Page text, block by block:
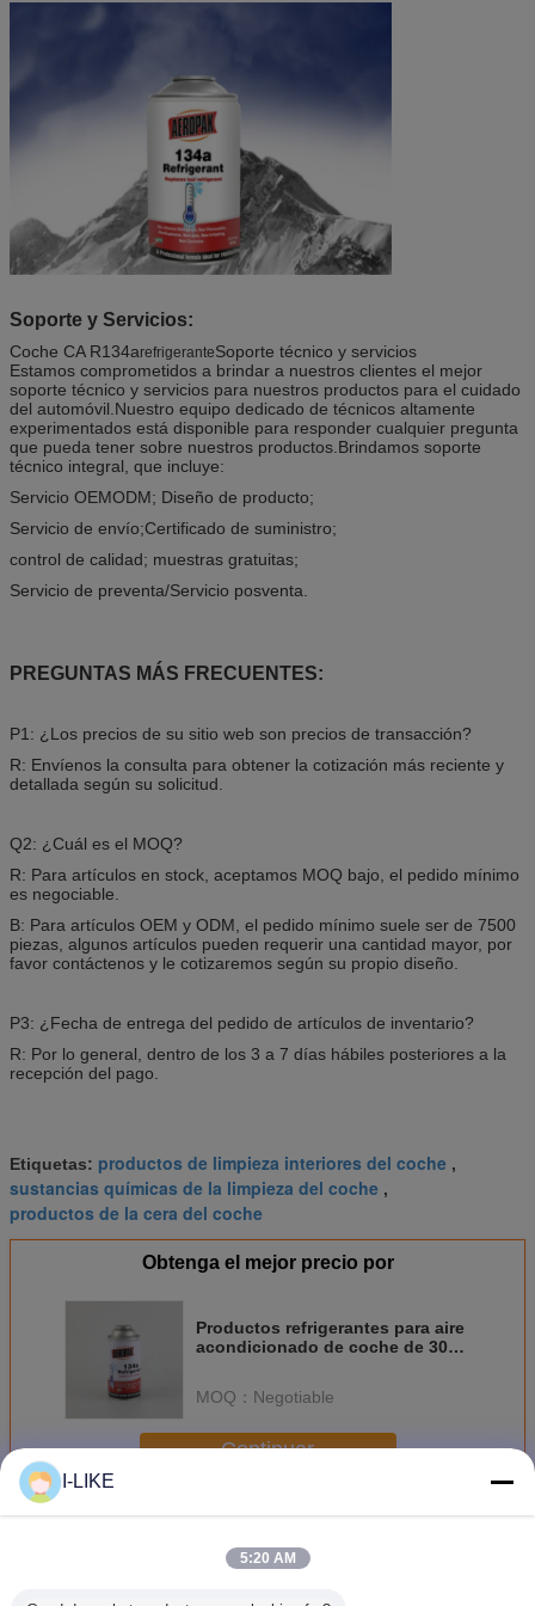
Soporte y Servicios:
Coche CA R134arefrigeranteSoporte técnico y servicios
Estamos comprometidos a brindar a nuestros clientes el mejor
soporte técnico y servicios para nuestros productos para el cuidado
del automóvil.Nuestro equipo dedicado de técnicos altamente
experimentados está disponible para responder cualquier pregunta
que pueda tener sobre nuestros productos.Brindamos soporte
técnico integral, que incluye:
Servicio OEMODM; Diseño de producto;
Servicio de envío;Certificado de suministro;
control de calidad; muestras gratuitas;
Servicio de preventa/Servicio posventa.
PREGUNTAS MÁS FRECUENTES:
P1: ¿Los precios de su sitio web son precios de transacción?
R: Envíenos la consulta para obtener la cotización más reciente y
detallada según su solicitud.
Q2: ¿Cuál es el MOQ?
R: Para artículos en stock, aceptamos MOQ bajo, el pedido mínimo
es negociable.
B: Para artículos OEM y ODM, el pedido mínimo suele ser de 7500
piezas, algunos artículos pueden requerir una cantidad mayor, por
favor contáctenos y le cotizaremos según su propio diseño.
P3: ¿Fecha de entrega del pedido de artículos de inventario?
R: Por lo general, dentro de los 3 a 7 días hábiles posteriores a la
recepción del pago.
Etiquetas: productos de limpieza interiores del coche ,
sustancias químicas de la limpieza del coche ,
productos de la cera del coche
Obtenga el mejor precio por
Productos refrigerantes para aire
acondicionado de coche de 300
MOQ： Negotiable
Continuar
MásProductos del mantenimiento del coche
I-LIKE
5:20 AM